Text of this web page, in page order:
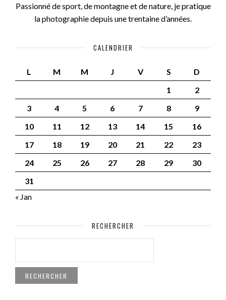
Passionné de sport, de montagne et de nature, je pratique
la photographie depuis une trentaine d’années.
CALENDRIER
L M M J V S
D
1
2
3
4 5 6 7 8
9
10
11 12 13 14 15
16
17
18 19 20 21 22
23
24
25 26 27 28 29
30
31
« Jan
RECHERCHER